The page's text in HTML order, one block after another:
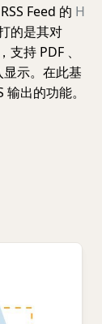
Feed 的 H
的是其对
持 PDF 、
示。在此基
出的功能。